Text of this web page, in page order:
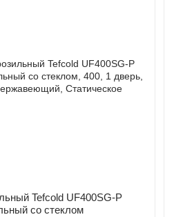
Tefcold UF400SG-P
со стеклом